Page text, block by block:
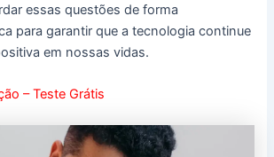
essas questões de forma
para garantir que a tecnologia continue
em nossas vidas.
– Teste Grátis